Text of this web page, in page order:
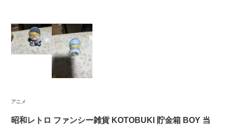
アニメ
昭和レトロ ファンシー雑貨 KOTOBUKI 貯金箱 BOY 当